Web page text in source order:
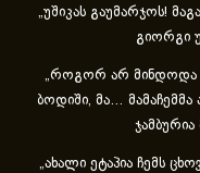
„უშიკას გაუმარჯოს!
გიორგი
„როგორ არ მინდოდა
ბოდიში, მა…
„ახა­ლი ეტა­პია ჩემს